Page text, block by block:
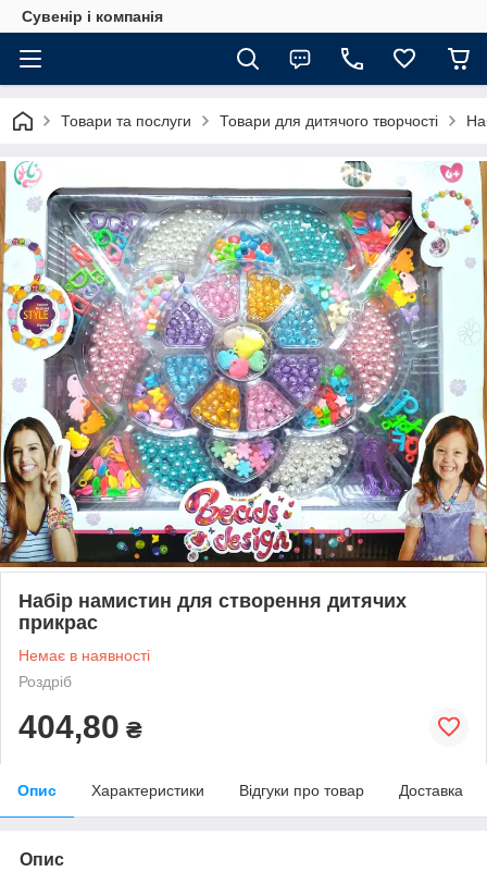
Сувенір і компанія
Товари та послуги Товари для дитячого творчості
Набір намистин для створення дитячих
прикрас
Немає в наявності
Роздріб
404,80 ₴
Опис Характеристики Відгуки про товар Доставка
Опис